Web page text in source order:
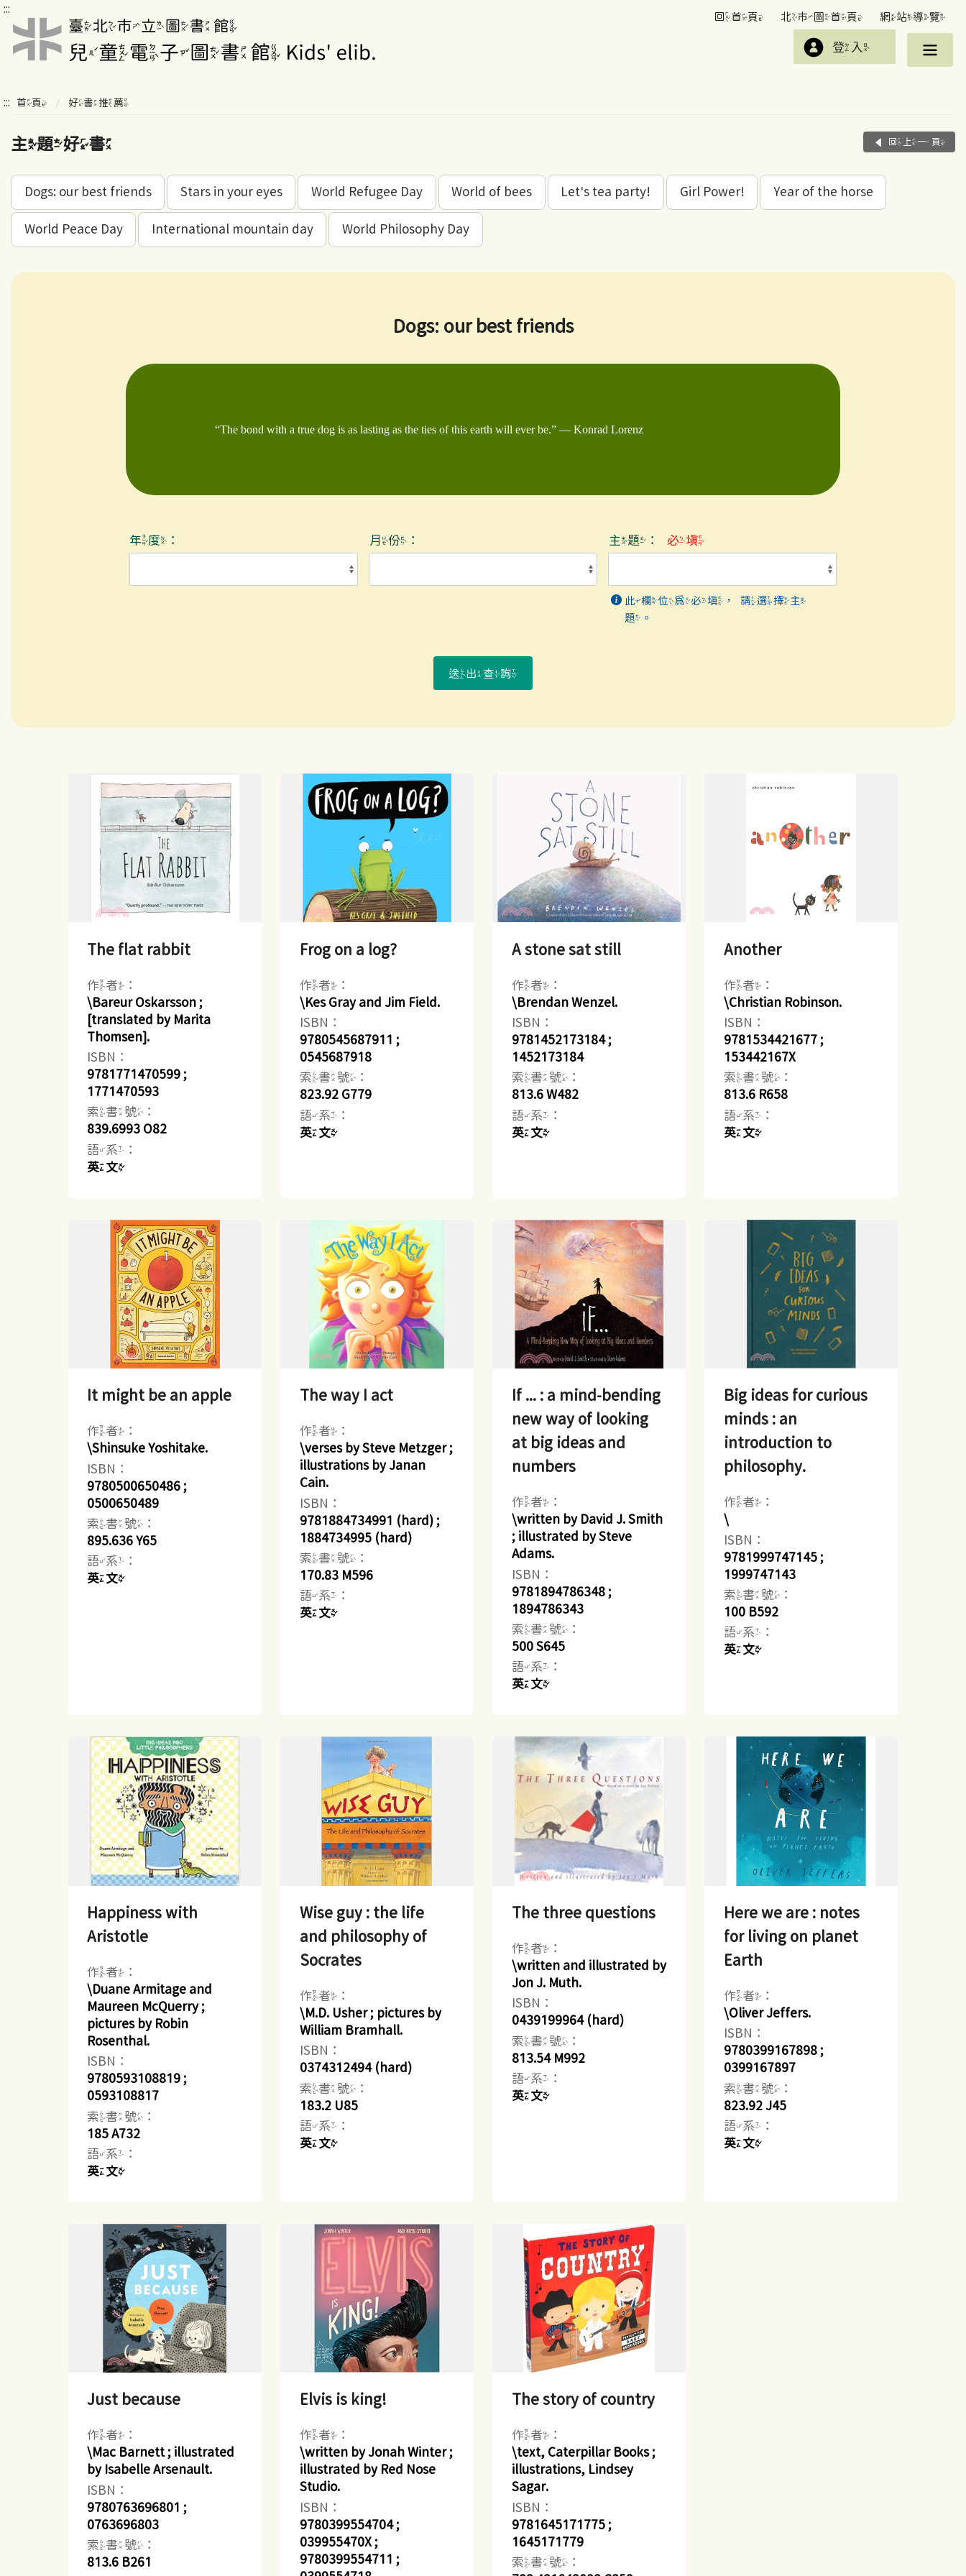
:::
回首頁 北市圖首頁 網站導覽
登入
::: 首頁 好書推薦
主題好書 回上一頁
Dogs: our best friends Stars in your eyes World Refugee Day World of bees Let's tea party! Girl Power! Year of the horse
World Peace Day International mountain day World Philosophy Day
Dogs: our best friends
“The bond with a true dog is as lasting as the ties of this earth will ever be.” — Konrad Lorenz
年度： 月份： 主題： 必填
此欄位為必填，請選擇主
題。
送出查詢
The flat rabbit
作者：
\Bareur Oskarsson ;
[translated by Marita
Thomsen].
ISBN：
9781771470599 ;
1771470593
索書號：
839.6993 O82
語系：
英文
Frog on a log?
作者：
\Kes Gray and Jim Field.
ISBN：
9780545687911 ;
0545687918
索書號：
823.92 G779
語系：
英文
A stone sat still
作者：
\Brendan Wenzel.
ISBN：
9781452173184 ;
1452173184
索書號：
813.6 W482
語系：
英文
Another
作者：
\Christian Robinson.
ISBN：
9781534421677 ;
153442167X
索書號：
813.6 R658
語系：
英文
It might be an apple
作者：
\Shinsuke Yoshitake.
ISBN：
9780500650486 ;
0500650489
索書號：
895.636 Y65
語系：
英文
The way I act
作者：
\verses by Steve Metzger ;
illustrations by Janan
Cain.
ISBN：
9781884734991 (hard) ;
1884734995 (hard)
索書號：
170.83 M596
語系：
英文
If ... : a mind-bending
new way of looking
at big ideas and
numbers
作者：
\written by David J. Smith
; illustrated by Steve
Adams.
ISBN：
9781894786348 ;
1894786343
索書號：
500 S645
語系：
英文
Big ideas for curious
minds : an
introduction to
philosophy.
作者：
\
ISBN：
9781999747145 ;
1999747143
索書號：
100 B592
語系：
英文
Happiness with
Aristotle
作者：
\Duane Armitage and
Maureen McQuerry ;
pictures by Robin
Rosenthal.
ISBN：
9780593108819 ;
0593108817
索書號：
185 A732
語系：
英文
Wise guy : the life
and philosophy of
Socrates
作者：
\M.D. Usher ; pictures by
William Bramhall.
ISBN：
0374312494 (hard)
索書號：
183.2 U85
語系：
英文
The three questions
作者：
\written and illustrated by
Jon J. Muth.
ISBN：
0439199964 (hard)
索書號：
813.54 M992
語系：
英文
Here we are : notes
for living on planet
Earth
作者：
\Oliver Jeffers.
ISBN：
9780399167898 ;
0399167897
索書號：
823.92 J45
語系：
英文
Just because
作者：
\Mac Barnett ; illustrated
by Isabelle Arsenault.
ISBN：
9780763696801 ;
0763696803
索書號：
813.6 B261
Elvis is king!
作者：
\written by Jonah Winter ;
illustrated by Red Nose
Studio.
ISBN：
9780399554704 ;
039955470X ;
9780399554711 ;
The story of country
作者：
\text, Caterpillar Books ;
illustrations, Lindsey
Sagar.
ISBN：
9781645171775 ;
1645171779
索書號：